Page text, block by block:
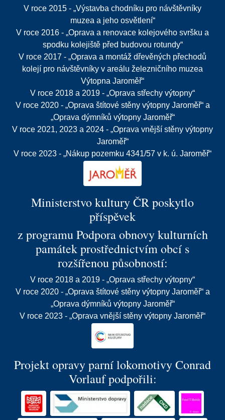
V roce 2015 - „Výstavba chodníku pro návštěvníky
muzea a jeho osvětlení“
V roce 2016 - „Oprava a renovace kolejového svršku a
spodku kolejiště před budovou rotundy“
V roce 2017 - „Oprava a montáž dřevěných přechodů
kolejí pro návštěvníky v areálu železničního muzea
Výtopna Jaroměř“
V roce 2018 a 2019 - „Oprava střechy výtopny“
V roce 2020 - „Oprava štítové stěny výtopny Jaroměř“ a
„Oprava dýmníků výtopny Jaroměř“
V roce 2021, 2023 a 2024 - „Oprava vnější stěny výtopny
Jaroměř“
V roce 2023 - „Nákup pozemku 4341/57 v k. ú. Jaroměř“
Ministerstvo kultury ČR poskytlo
příspěvek
z programu Podpora obnovy kulturních
památek prostřednictvím obcí s
rozšířenou působností:
V roce 2018 a 2019 - „Oprava střechy výtopny“
V roce 2020 - „Oprava štítové stěny výtopny Jaroměř“ a
„Oprava dýmníků výtopny Jaroměř“
V roce 2023 - „Oprava vnější stěny výtopny Jaroměř“
Projekt opravy parní lokomotivy Conrad
Vorlauf podpořili: